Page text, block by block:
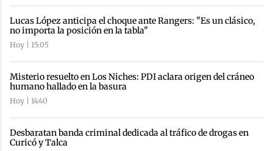
Lucas López anticipa el choque ante Rangers: "Es un clásico,
no importa la posición en la tabla"
Hoy | 15:05
Misterio resuelto en Los Niches: PDI aclara origen del cráneo
humano hallado en la basura
Hoy | 14:40
Desbaratan banda criminal dedicada al tráfico de drogas en
Curicó y Talca